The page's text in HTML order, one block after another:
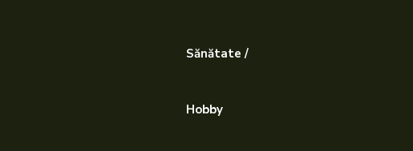
Sănătate /
Hobby